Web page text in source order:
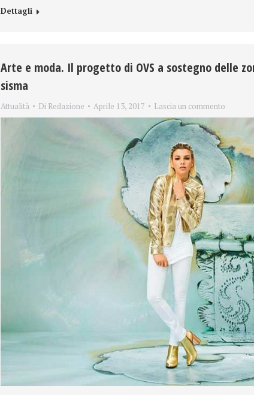
Dettagli
Arte e moda. Il progetto di OVS a sostegno delle
sisma
Attualità Di Redazione Aprile 13, 2017 Lascia un commento